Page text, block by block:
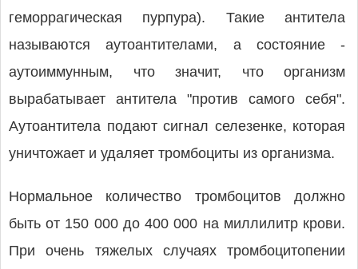
геморрагическая пурпура). Такие антитела
называются аутоантителами, а состояние -
аутоиммунным, что значит, что организм
вырабатывает антитела "против самого себя".
Аутоантитела подают сигнал селезенке, которая
уничтожает и удаляет тромбоциты из организма.
Нормальное количество тромбоцитов должно
быть от 150 000 до 400 000 на миллилитр крови.
При очень тяжелых случаях тромбоцитопении